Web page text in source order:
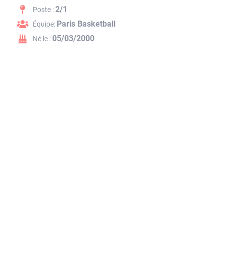
Poste :2/1
Équipe: Paris Basketball
Né le :05/03/2000